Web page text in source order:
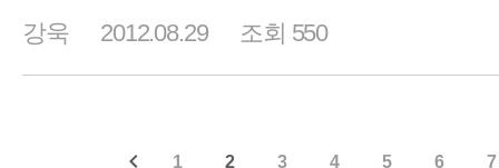
강욱 2012.08.29 조회 550
1 2 3 4 5 6 7